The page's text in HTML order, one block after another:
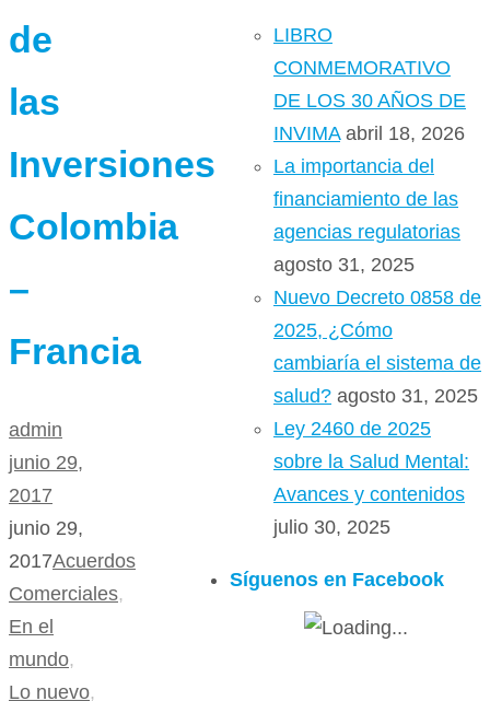
de
las
Inversiones
Colombia
–
Francia
admin
junio 29,
2017
junio 29,
2017Acuerdos
Comerciales,
En el
mundo,
Lo nuevo,
LIBRO
CONMEMORATIVO
DE LOS 30 AÑOS DE
INVIMA abril 18, 2026
La importancia del
financiamiento de las
agencias regulatorias
agosto 31, 2025
Nuevo Decreto 0858 de
2025, ¿Cómo
cambiaría el sistema de
salud? agosto 31, 2025
Ley 2460 de 2025
sobre la Salud Mental:
Avances y contenidos
julio 30, 2025
Síguenos en Facebook